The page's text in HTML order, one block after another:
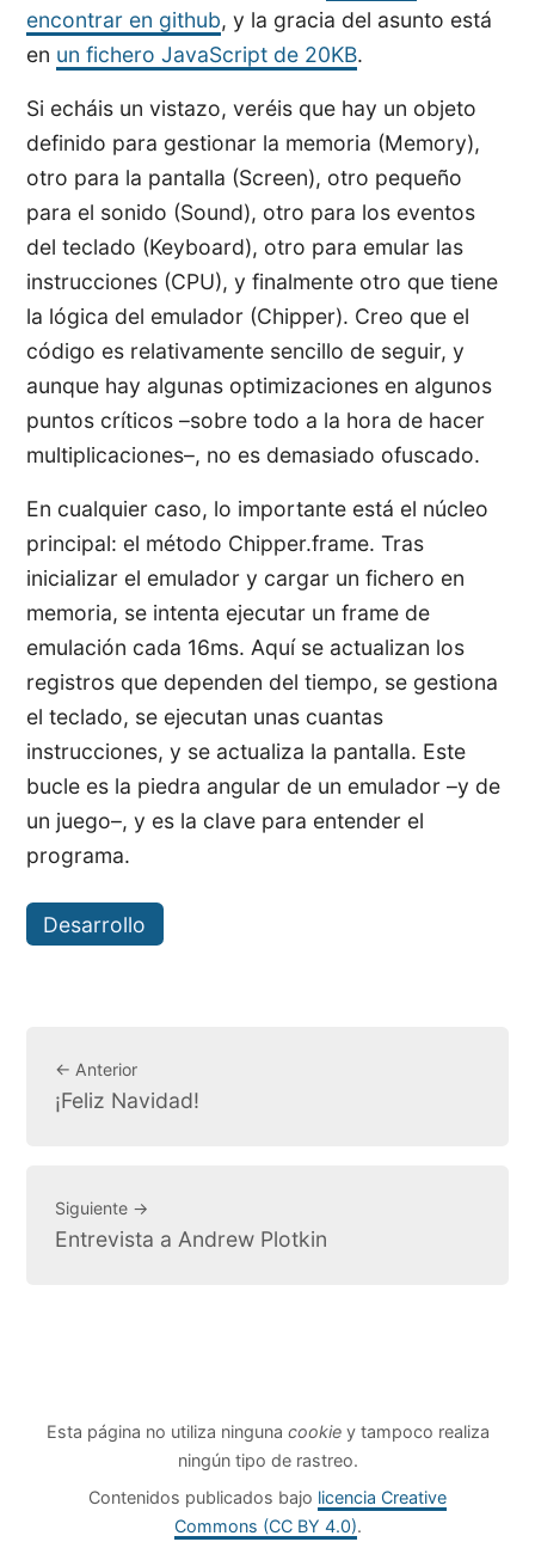
encontrar en github, y la gracia del asunto está
en un fichero JavaScript de 20KB.
Si echáis un vistazo, veréis que hay un objeto
definido para gestionar la memoria (Memory),
otro para la pantalla (Screen), otro pequeño
para el sonido (Sound), otro para los eventos
del teclado (Keyboard), otro para emular las
instrucciones (CPU), y finalmente otro que tiene
la lógica del emulador (Chipper). Creo que el
código es relativamente sencillo de seguir, y
aunque hay algunas optimizaciones en algunos
puntos críticos –sobre todo a la hora de hacer
multiplicaciones–, no es demasiado ofuscado.
En cualquier caso, lo importante está el núcleo
principal: el método Chipper.frame. Tras
inicializar el emulador y cargar un fichero en
memoria, se intenta ejecutar un frame de
emulación cada 16ms. Aquí se actualizan los
registros que dependen del tiempo, se gestiona
el teclado, se ejecutan unas cuantas
instrucciones, y se actualiza la pantalla. Este
bucle es la piedra angular de un emulador –y de
un juego–, y es la clave para entender el
programa.
Desarrollo
← Anterior
¡Feliz Navidad!
Siguiente →
Entrevista a Andrew Plotkin
Esta página no utiliza ninguna cookiey tampoco realiza
ningún tipo de rastreo.
Contenidos publicados bajo licencia Creative
Commons (CC BY 4.0).